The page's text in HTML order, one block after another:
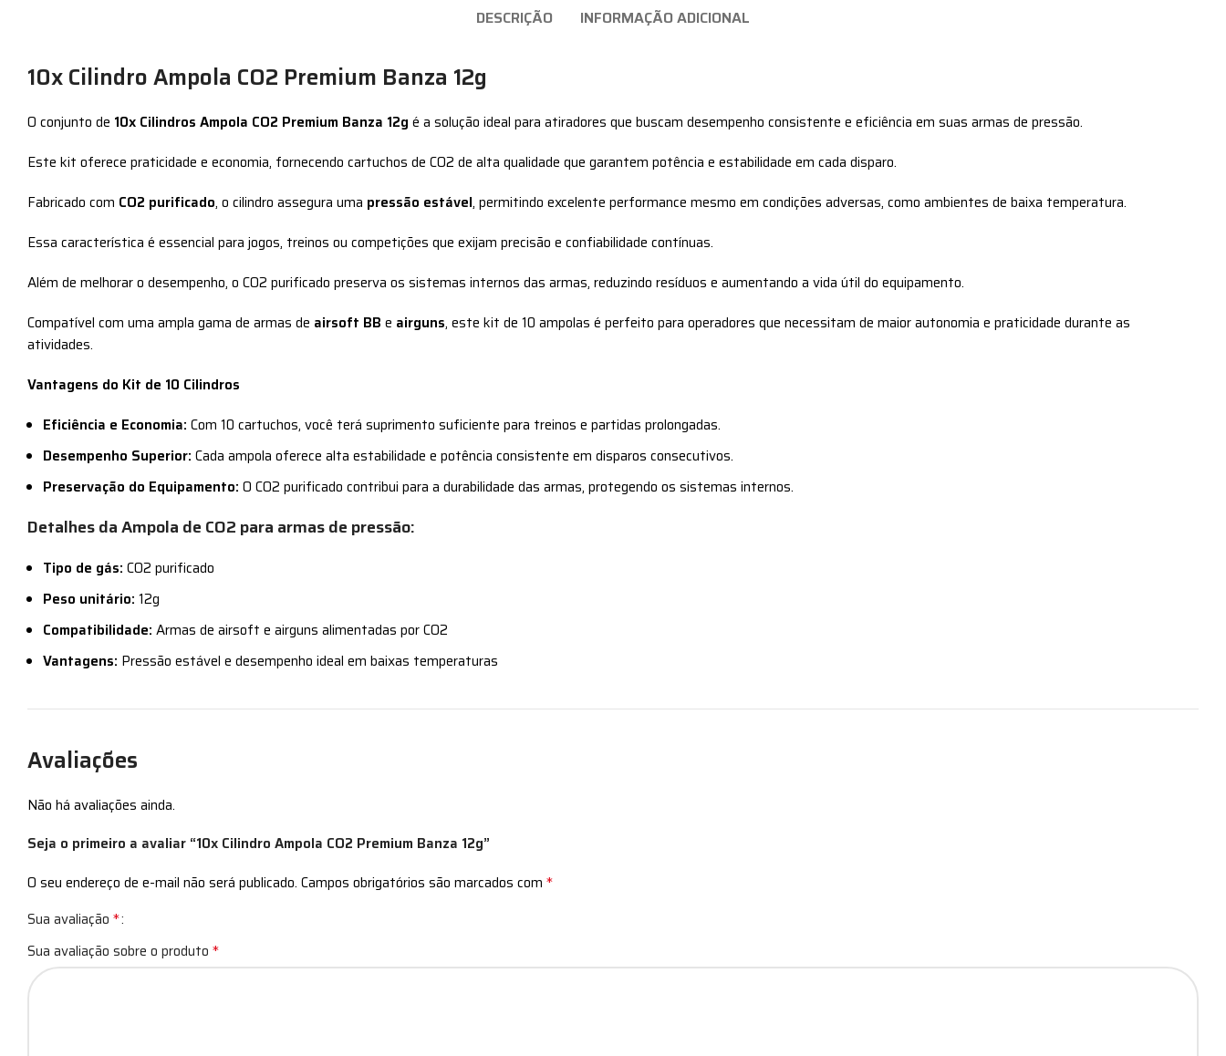
DESCRIÇÃO INFORMAÇÃO ADICIONAL
10x Cilindro Ampola CO2 Premium Banza 12g
O conjunto de 10x Cilindros Ampola CO2 Premium Banza 12g é a solução ideal para atiradores que buscam desempenho consistente e eficiência em suas armas de pressão.
Este kit oferece praticidade e economia, fornecendo cartuchos de CO2 de alta qualidade que garantem potência e estabilidade em cada disparo.
Fabricado com CO2 purificado, o cilindro assegura uma pressão estável, permitindo excelente performance mesmo em condições adversas, como ambientes de baixa temperatura.
Essa característica é essencial para jogos, treinos ou competições que exijam precisão e confiabilidade contínuas.
Além de melhorar o desempenho, o CO2 purificado preserva os sistemas internos das armas, reduzindo resíduos e aumentando a vida útil do equipamento.
Compatível com uma ampla gama de armas de airsoft BB e airguns, este kit de 10 ampolas é perfeito para operadores que necessitam de maior autonomia e praticidade durante as
atividades.
Vantagens do Kit de 10 Cilindros
Eficiência e Economia: Com 10 cartuchos, você terá suprimento suficiente para treinos e partidas prolongadas.
Desempenho Superior: Cada ampola oferece alta estabilidade e potência consistente em disparos consecutivos.
Preservação do Equipamento: O CO2 purificado contribui para a durabilidade das armas, protegendo os sistemas internos.
Detalhes da Ampola de CO2 para armas de pressão:
Tipo de gás: CO2 purificado
Peso unitário: 12g
Compatibilidade: Armas de airsoft e airguns alimentadas por CO2
Vantagens: Pressão estável e desempenho ideal em baixas temperaturas
Avaliações
Não há avaliações ainda.
Seja o primeiro a avaliar “10x Cilindro Ampola CO2 Premium Banza 12g”
O seu endereço de e-mail não será publicado. Campos obrigatórios são marcados com *
Sua avaliação *
Sua avaliação sobre o produto *